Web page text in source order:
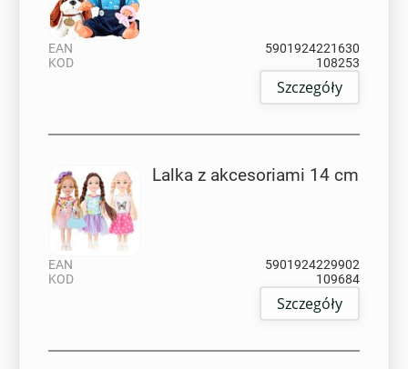
EAN
5901924221630
KOD
108253
Szczegóły
Lalka z akcesoriami 14 cm
EAN
5901924229902
KOD
109684
Szczegóły